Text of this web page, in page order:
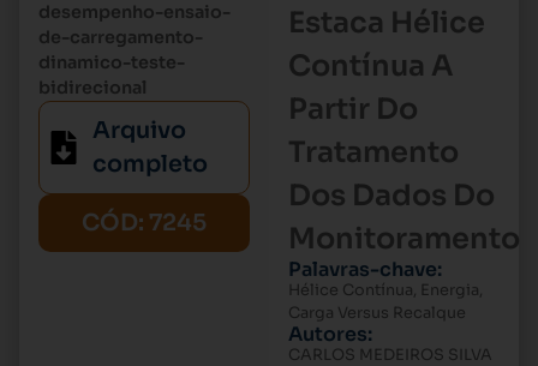
desempenho-ensaio-
de-carregamento-
dinamico-teste-
bidirecional
Arquivo
completo
CÓD: 7245
Estaca Hélice
Contínua A
Partir Do
Tratamento
Dos Dados Do
Monitoramento
Palavras-chave:
Hélice Contínua, Energia,
Carga Versus Recalque
Autores:
CARLOS MEDEIROS SILVA